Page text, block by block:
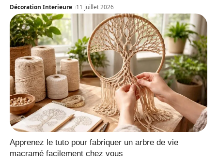
Décoration Interieure 11 juillet 2026
Apprenez le tuto pour fabriquer un arbre de vie
macramé facilement chez vous